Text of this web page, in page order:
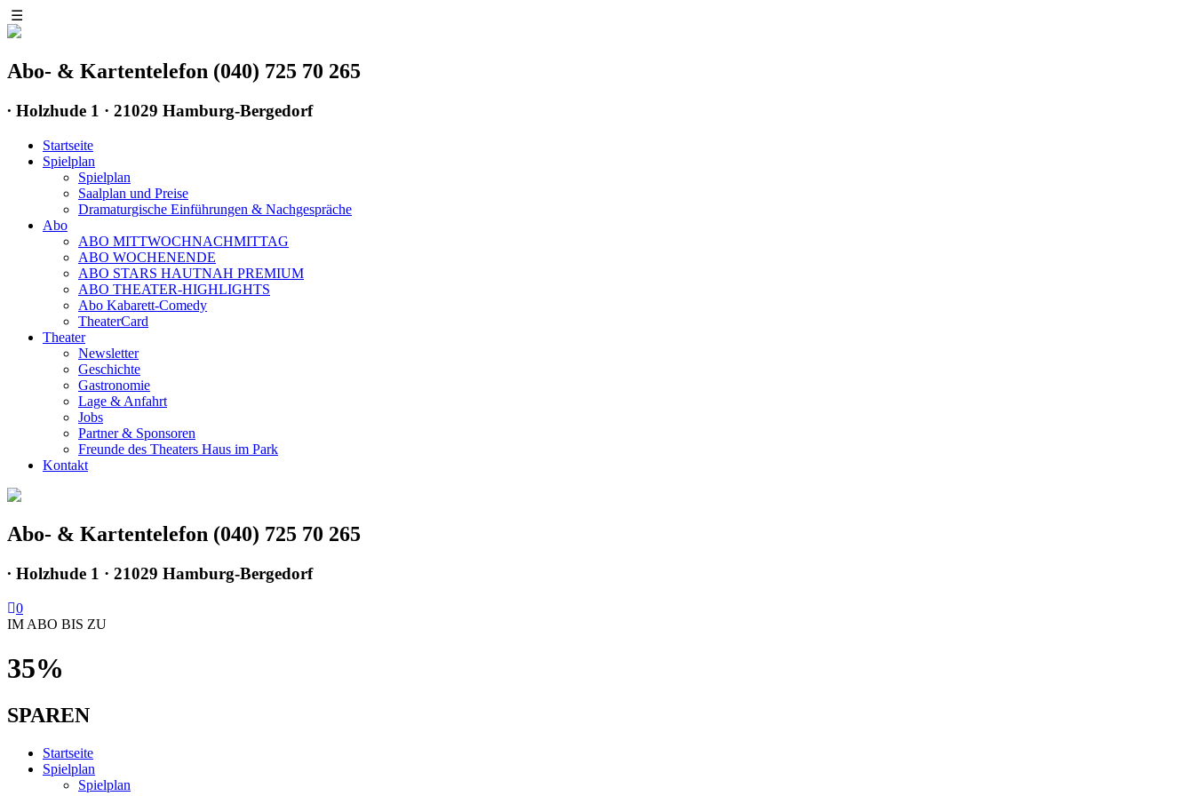
☰
Abo- & Kartentelefon (040) 725 70 265
∙ Holzhude 1 · 21029 Hamburg-Bergedorf
Startseite
Spielplan
Spielplan
Saalplan und Preise
Dramaturgische Einführungen & Nachgespräche
Abo
ABO MITTWOCHNACHMITTAG
ABO WOCHENENDE
ABO STARS HAUTNAH PREMIUM
ABO THEATER-HIGHLIGHTS
Abo Kabarett-Comedy
TheaterCard
Theater
Newsletter
Geschichte
Gastronomie
Lage & Anfahrt
Jobs
Partner & Sponsoren
Freunde des Theaters Haus im Park
Kontakt
Abo- & Kartentelefon (040) 725 70 265
∙ Holzhude 1 · 21029 Hamburg-Bergedorf
0
IM ABO BIS ZU
35%
SPAREN
Startseite
Spielplan
Spielplan